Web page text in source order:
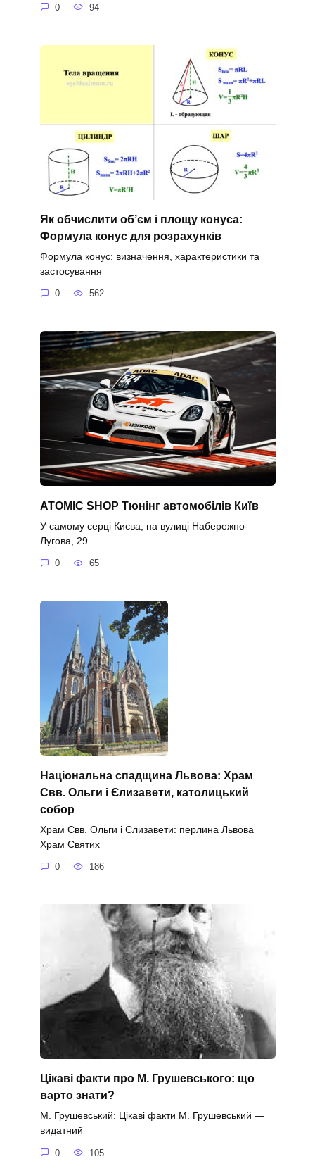
0 94
Як обчислити об’єм і площу конуса:
Формула конус для розрахунків
Формула конус: визначення, характеристики та
застосування
0 562
ATOMIC SHOP Тюнінг автомобілів Київ
У самому серці Києва, на вулиці Набережно-
Лугова, 29
0 65
Національна спадщина Львова: Храм
Свв. Ольги і Єлизавети, католицький
собор
Храм Свв. Ольги і Єлизавети: перлина Львова
Храм Святих
0 186
Цікаві факти про М. Грушевського: що
варто знати?
М. Грушевський: Цікаві факти М. Грушевський —
видатний
0 105